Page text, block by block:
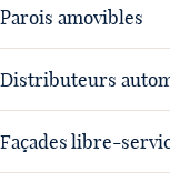
Parois amovibles
Distributeurs
Façades libre-